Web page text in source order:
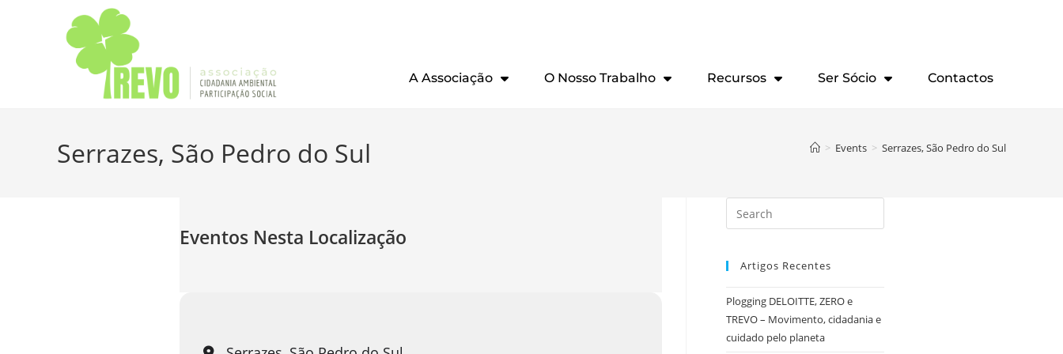
A Associação O Nosso Trabalho Recursos Ser Sócio Contactos
Serrazes, São Pedro do Sul > Events > Serrazes, São Pedro do Sul
Eventos Nesta Localização
Artigos Recentes
Plogging DELOITTE, ZERO e
TREVO – Movimento, cidadania e
cuidado pelo planeta